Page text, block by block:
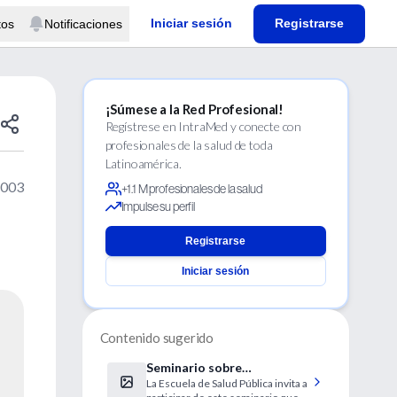
Notificaciones Iniciar sesión Registrarse
¡Súmese a la Red Profesional!
Regístrese en IntraMed y conecte con
profesionales de la salud de toda
Latinoamérica.
+1.1 M profesionales de la salud
Impulse su perfil
Registrarse
Iniciar sesión
Contenido sugerido
Seminario sobre
Indicadores de Calidad
La Escuela de Salud Pública invita a